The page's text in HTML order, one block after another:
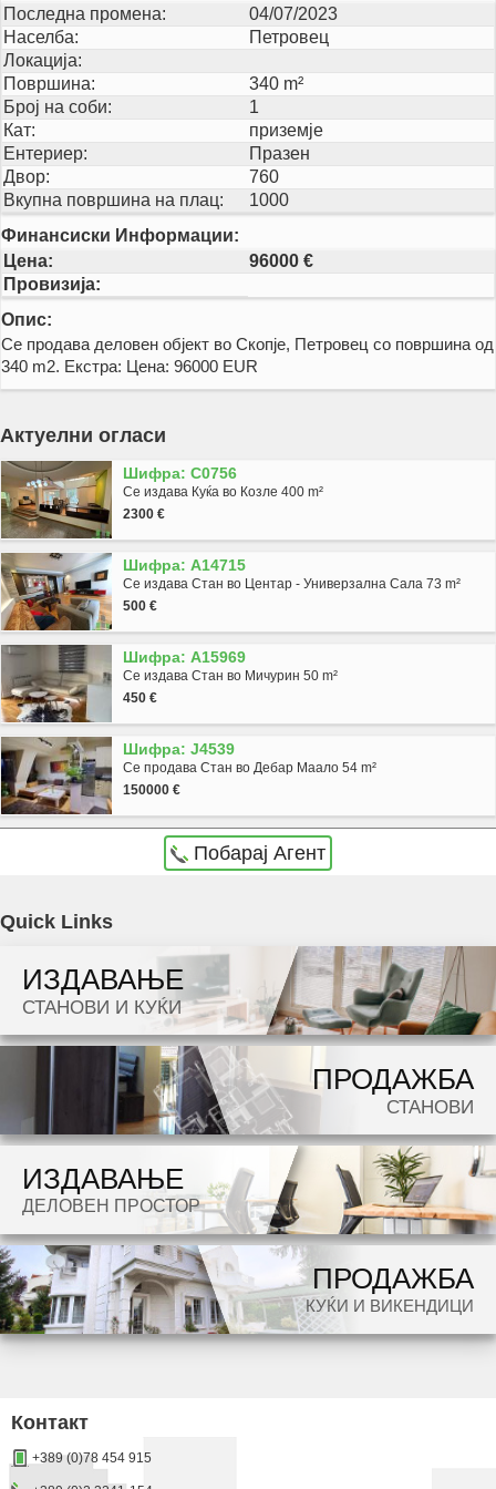
Последна промена:
04/07/2023
Населба:
Петровец
Локација:
Површина:
340 m²
Број на соби:
1
Кат:
приземје
Ентериер:
Празен
Двор:
760
Вкупна површина на плац:
1000
Финансиски Информации:
Цена:
96000 €
Провизија:
Опис:
Се продава деловен објект во Скопје, Петровец со површина од
340 m2. Екстра: Цена: 96000 EUR
Актуелни огласи
Шифра: C0756
Се издава Куќа во Козле 400 m²
2300 €
Шифра: A14715
Се издава Стан во Центар - Универзална Сала 73 m²
500 €
Шифра: A15969
Се издава Стан во Мичурин 50 m²
450 €
Шифра: J4539
Се продава Стан во Дебар Маало 54 m²
150000 €
Побарај Агент
Dokolku barate stan, kuka, deloven prostor ova e vistinskoto mesto da ja zapocnete vasata
Quick Links
ИЗДАВАЊЕ
СТАНОВИ И КУЌИ
ПРОДАЖБА
СТАНОВИ
ИЗДАВАЊЕ
ДЕЛОВЕН ПРОСТОР
ПРОДАЖБА
КУЌИ И ВИКЕНДИЦИ
Контакт
+389 (0)78 454 915